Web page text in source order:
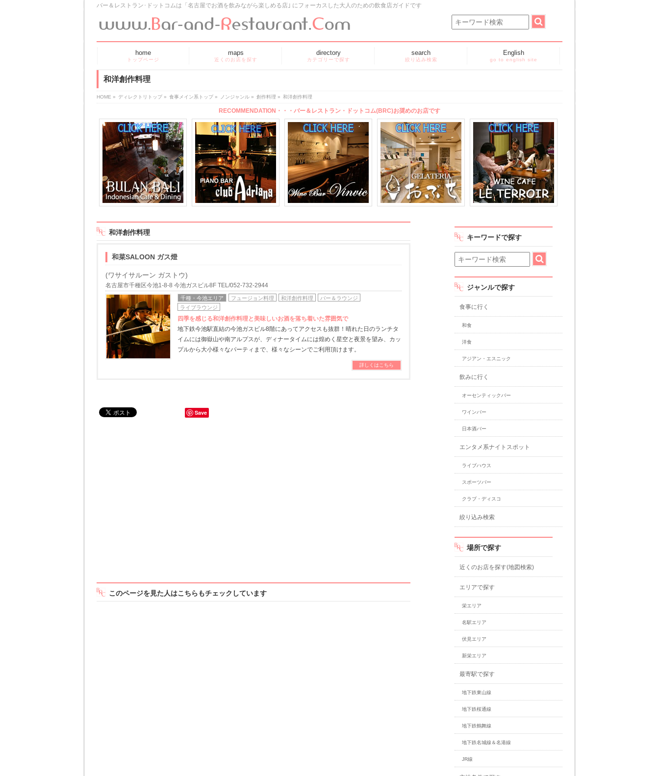
バー＆レストラン･ドットコムは「名古屋でお酒を飲みながら楽しめる店｣ にフォーカスした大人のための飲食店ガイドです
home
トップページ
maps
近くのお店を探す
directory
カテゴリーで探す
search
絞り込み検索
English
go to english site
和洋創作料理
HOME » ディレクトリトップ » 食事メイン系トップ » ノンジャンル » 創作料理 » 和洋創作料理
RECOMMENDATION・・・バー＆レストラン・ドットコム(BRC)お奨めのお店です
和洋創作料理
和菜SALOON ガス燈
(ワサイサルーン ガストウ)
名古屋市千種区今池1-8-8 今池ガスビル8F TEL/052-732-2944
千種・今池エリア フュージョン料理 和洋創作料理
バー＆ラウンジ
ライブラウンジ
四季を感じる和洋創作料理と美味しいお酒を落ち着いた雰囲気で
地下鉄今池駅直結の今池ガスビル8階にあってアクセスも抜群！晴れた日のランチタ
イムには御嶽山や南アルプスが、ディナータイムには煌めく星空と夜景を望み、カッ
プルから大小様々なパーティまで、様々なシーンでご利用頂けます。
詳しくはこちら
Save
このページを見た人はこちらもチェックしています
キーワードで探す
ジャンルで探す
食事に行く
和食
洋食
アジアン・エスニック
飲みに行く
オーセンティックバー
ワインバー
日本酒バー
エンタメ系ナイトスポット
ライブハウス
スポーツバー
クラブ・ディスコ
絞り込み検索
場所で探す
近くのお店を探す(地図検索)
エリアで探す
栄エリア
名駅エリア
伏見エリア
新栄エリア
最寄駅で探す
地下鉄東山線
地下鉄桜通線
地下鉄鶴舞線
地下鉄名城線＆名港線
JR線